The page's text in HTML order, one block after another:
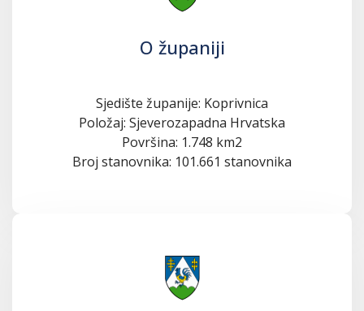
O županiji
Sjedište županije: Koprivnica
Položaj: Sjeverozapadna Hrvatska
Površina: 1.748 km2
Broj stanovnika: 101.661 stanovnika